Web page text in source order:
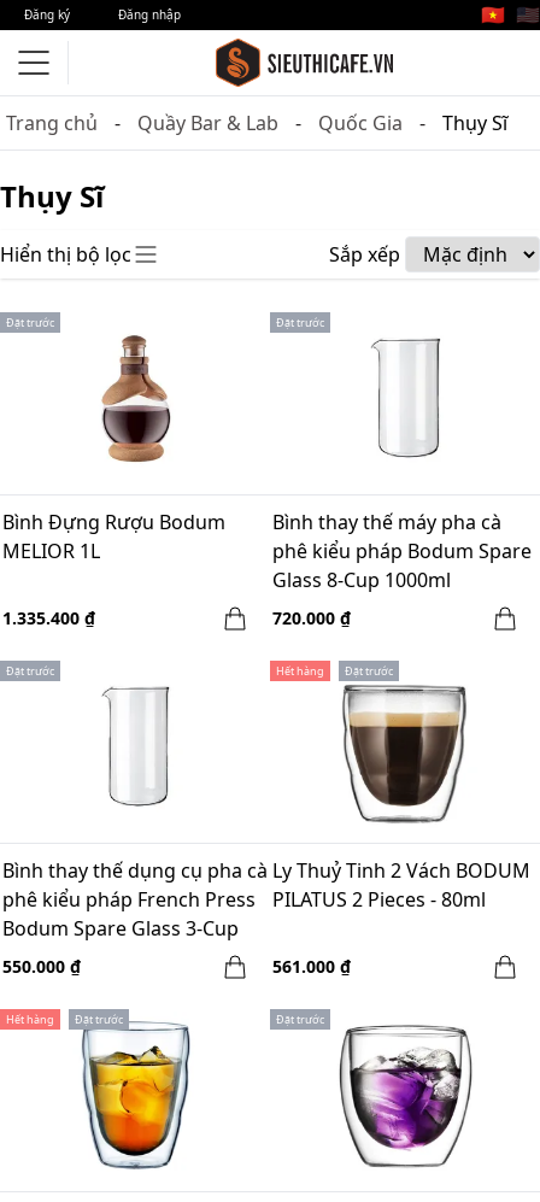
Đăng ký Đăng nhập 🇻🇳 🇺🇸
Trang chủ Quầy Bar & Lab Quốc Gia Thụy Sĩ
Thụy Sĩ
Hiển thị bộ lọc Sắp xếp
Đặt trước
Bình Đựng Rượu Bodum
MELIOR 1L
1.335.400 ₫
Đặt trước
Bình thay thế máy pha cà
phê kiểu pháp Bodum Spare
Glass 8-Cup 1000ml
720.000 ₫
Đặt trước
Bình thay thế dụng cụ pha cà
phê kiểu pháp French Press
Bodum Spare Glass 3-Cup
350ml
550.000 ₫
Hết hàng Đặt trước
Ly Thuỷ Tinh 2 Vách BODUM
PILATUS 2 Pieces - 80ml
561.000 ₫
Hết hàng Đặt trước Đặt trước